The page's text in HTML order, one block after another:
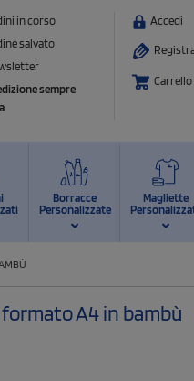
in corso
salvato
sempre
Accedi
Carrello
Borracce
Personalizzate
Magliette
A4 in bambù